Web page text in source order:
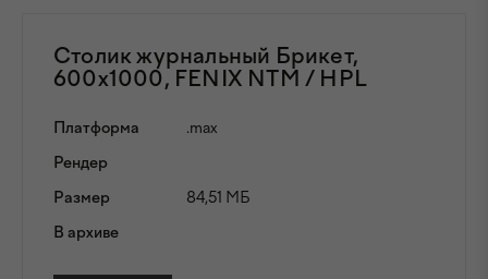
Столик журнальный Брикет,
600x1000, FENIX NTM / HPL
Платформа
.max
Рендер
Размер
84,51 МБ
В архиве